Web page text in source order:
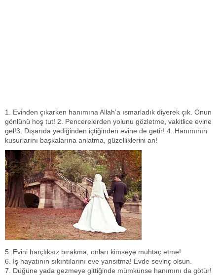
1. Evinden çıkarken hanımına Allah’a ısmarladık diyerek çık. Onun
gönlünü hoş tut! 2. Pencerelerden yolunu gözletme, vakitlice evine
gel!3. Dışarıda yediğinden içtiğinden evine de getir! 4. Hanımının
kusurlarını başkalarına anlatma, güzelliklerini an!
5. Evini harçlıksız bırakma, onları kimseye muhtaç etme!
6. İş hayatının sıkıntılarını eve yansıtma! Evde sevinç olsun.
7. Düğüne yada gezmeye gittiğinde mümkünse hanımını da götür!